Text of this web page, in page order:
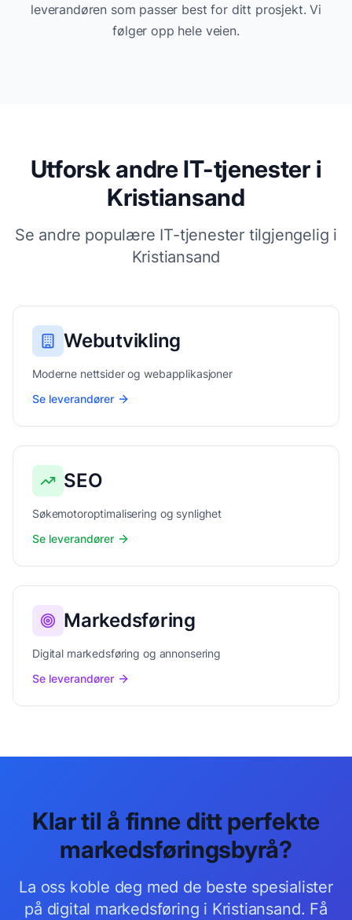
leverandøren som passer best for ditt prosjekt. Vi
følger opp hele veien.
Utforsk andre IT-tjenester i
Kristiansand
Se andre populære IT-tjenester tilgjengelig i
Kristiansand
Webutvikling
Moderne nettsider og webapplikasjoner
Se leverandører
SEO
Søkemotoroptimalisering og synlighet
Se leverandører
Markedsføring
Digital markedsføring og annonsering
Se leverandører
Klar til å finne ditt perfekte
markedsføringsbyrå?
La oss koble deg med de beste spesialister
på digital markedsføring i Kristiansand. Få